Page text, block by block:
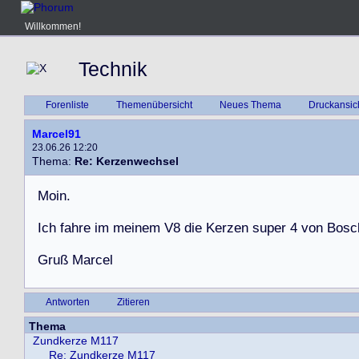
Willkommen!
Technik
Forenliste Themenübersicht Neues Thema
Marcel91
23.06.26 12:20
Thema: Re: Kerzenwechsel
Moin.
Ich fahre im meinem V8 die Kerzen super 4 von Bosc
Gruß Marcel
Antworten Zitieren
Thema
Zundkerze M117
Re: Zundkerze M117